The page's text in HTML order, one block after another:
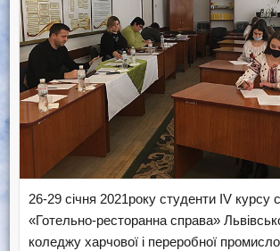
26-29 січня 2021року студенти IV курсу
«Готельно-ресторанна справа»
коледжу харчової і переробної